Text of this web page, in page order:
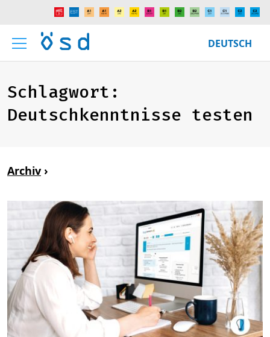
DEUTSCH
Schlagwort:
Deutschkenntnisse testen
Archiv